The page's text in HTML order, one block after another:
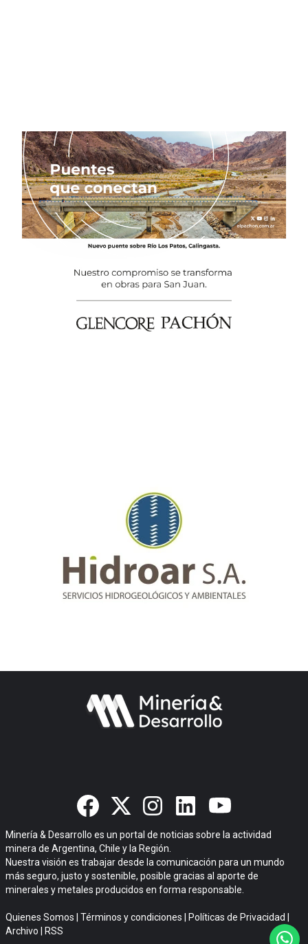
Minería & Desarrollo es un portal de noticias sobre la actividad
minera de Argentina, Chile y la Región.
Nuestra visión es trabajar desde la comunicación para un mundo
más seguro, justo y sostenible, posible gracias al aporte de
minerales y metales producidos en forma responsable.
Quienes Somos Términos y condiciones Políticas de Privacidad
Archivo
RSS